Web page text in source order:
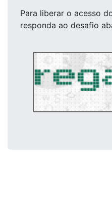
Para liberar o acesso
responda ao desafio